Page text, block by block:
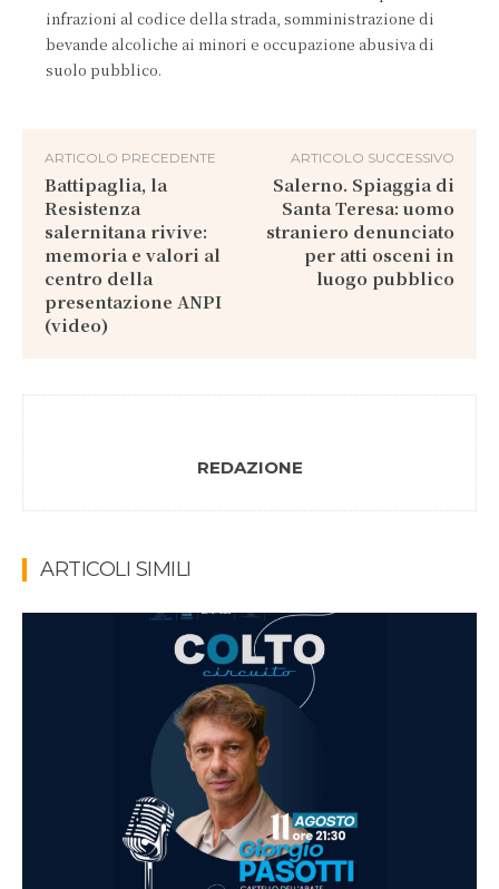
infrazioni al codice della strada, somministrazione di
bevande alcoliche ai minori e occupazione abusiva di
suolo pubblico.
ARTICOLO PRECEDENTE
Battipaglia, la
Resistenza
salernitana rivive:
memoria e valori al
centro della
presentazione ANPI
(video)
ARTICOLO SUCCESSIVO
Salerno. Spiaggia di
Santa Teresa: uomo
straniero denunciato
per atti osceni in
luogo pubblico
REDAZIONE
ARTICOLI SIMILI